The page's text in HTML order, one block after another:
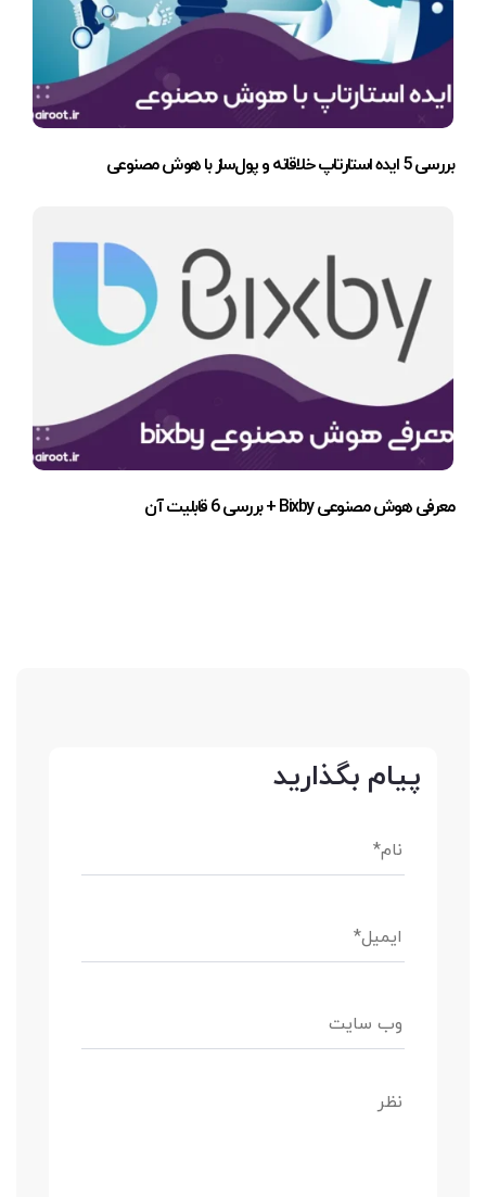
بررسی 5 ایده استارتاپ خلاقانه و پول‌ساز با هوش مصنوعی
معرفی هوش مصنوعی Bixby + بررسی 6 قابلیت آن
پیام بگذارید